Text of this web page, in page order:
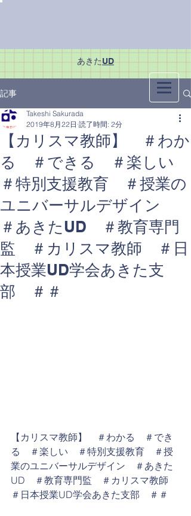
あきたUD
記事
【カリスマ教師】 ＃わか
る ＃できる ＃楽しい
＃特別支援教育 ＃授業の
ユニバーサルデザイン
＃あきたUD ＃教育専門
監 ＃カリスマ教師 ＃日
本授業UD学会あきた支
部 ＃＃
Takeshi Sakurada
2019年8月22日 読了時間: 2分
【カリスマ教師】　＃わかる　＃でき
る　＃楽しい　＃特別支援教育　＃授
業のユニバーサルデザイン　＃あきた
UD　＃教育専門監　＃カリスマ教師
＃日本授業UD学会あきた支部　＃＃